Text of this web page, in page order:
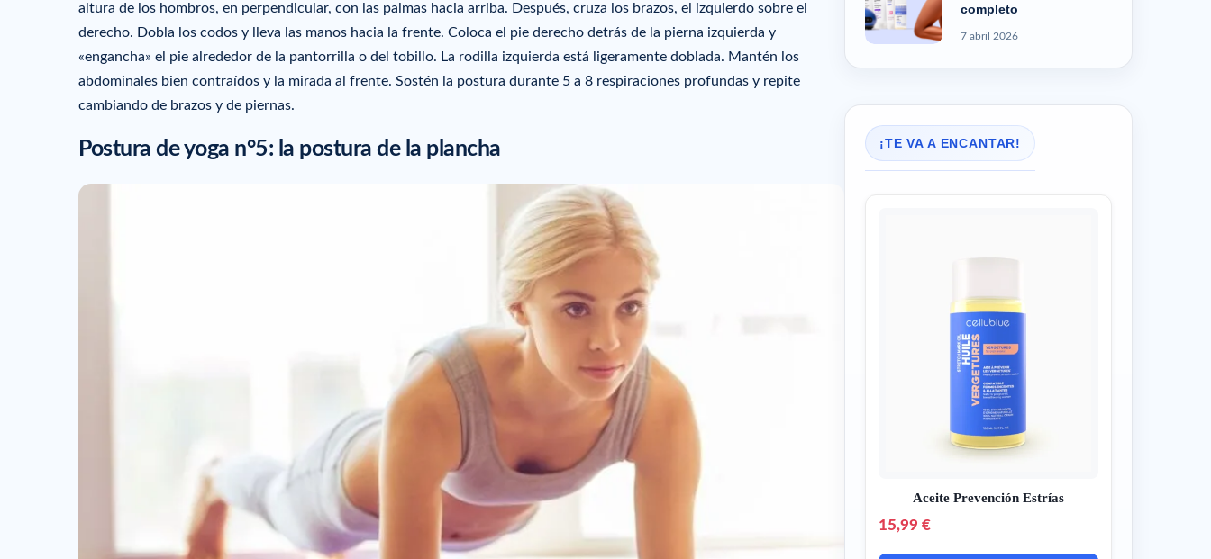
altura de los hombros, en perpendicular, con las palmas hacia arriba. Después, cruza los brazos, el izquierdo sobre el
derecho. Dobla los codos y lleva las manos hacia la frente. Coloca el pie derecho detrás de la pierna izquierda y
«engancha» el pie alrededor de la pantorrilla o del tobillo. La rodilla izquierda está ligeramente doblada. Mantén los
abdominales bien contraídos y la mirada al frente. Sostén la postura durante 5 a 8 respiraciones profundas y repite
cambiando de brazos y de piernas.
Postura de yoga n°5: la postura de la plancha
completo
7 abril 2026
¡TE VA A ENCANTAR!
Aceite Prevención Estrías
15,99 €